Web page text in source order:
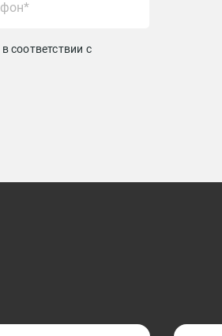
соответствии с